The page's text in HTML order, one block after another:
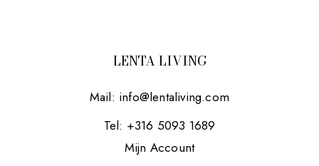
LENTA LIVING
Mail: info@lentaliving.com
Tel: +316 5093 1689
Mijn Account